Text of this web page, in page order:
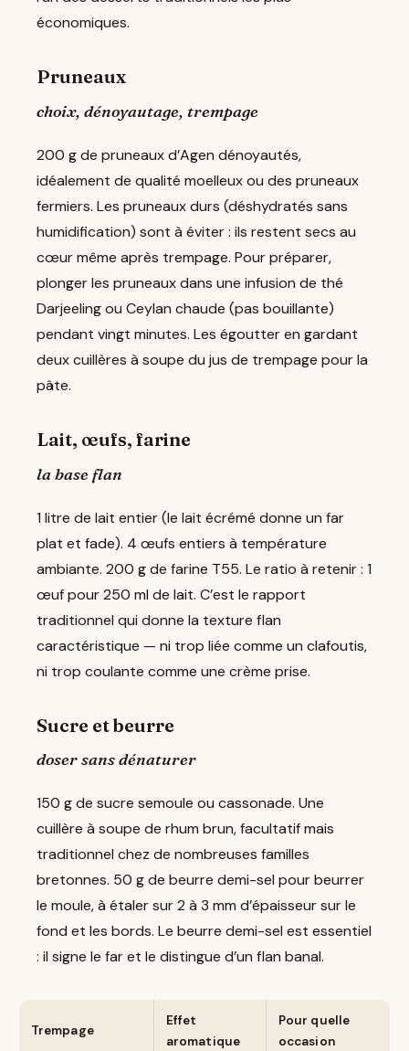
économiques.
Pruneaux
choix, dénoyautage, trempage
200 g de pruneaux d’Agen dénoyautés,
idéalement de qualité moelleux ou des pruneaux
fermiers. Les pruneaux durs (déshydratés sans
humidification) sont à éviter : ils restent secs au
cœur même après trempage. Pour préparer,
plonger les pruneaux dans une infusion de thé
Darjeeling ou Ceylan chaude (pas bouillante)
pendant vingt minutes. Les égoutter en gardant
deux cuillères à soupe du jus de trempage pour la
pâte.
Lait, œufs, farine
la base flan
1 litre de lait entier (le lait écrémé donne un far
plat et fade). 4 œufs entiers à température
ambiante. 200 g de farine T55. Le ratio à retenir : 1
œuf pour 250 ml de lait. C’est le rapport
traditionnel qui donne la texture flan
caractéristique — ni trop liée comme un clafoutis,
ni trop coulante comme une crème prise.
Sucre et beurre
doser sans dénaturer
150 g de sucre semoule ou cassonade. Une
cuillère à soupe de rhum brun, facultatif mais
traditionnel chez de nombreuses familles
bretonnes. 50 g de beurre demi-sel pour beurrer
le moule, à étaler sur 2 à 3 mm d’épaisseur sur le
fond et les bords. Le beurre demi-sel est essentiel
: il signe le far et le distingue d’un flan banal.
Trempage
Effet
aromatique
Pour quelle
occasion